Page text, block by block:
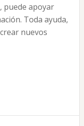
puede apoyar
Toda ayuda,
nuevos